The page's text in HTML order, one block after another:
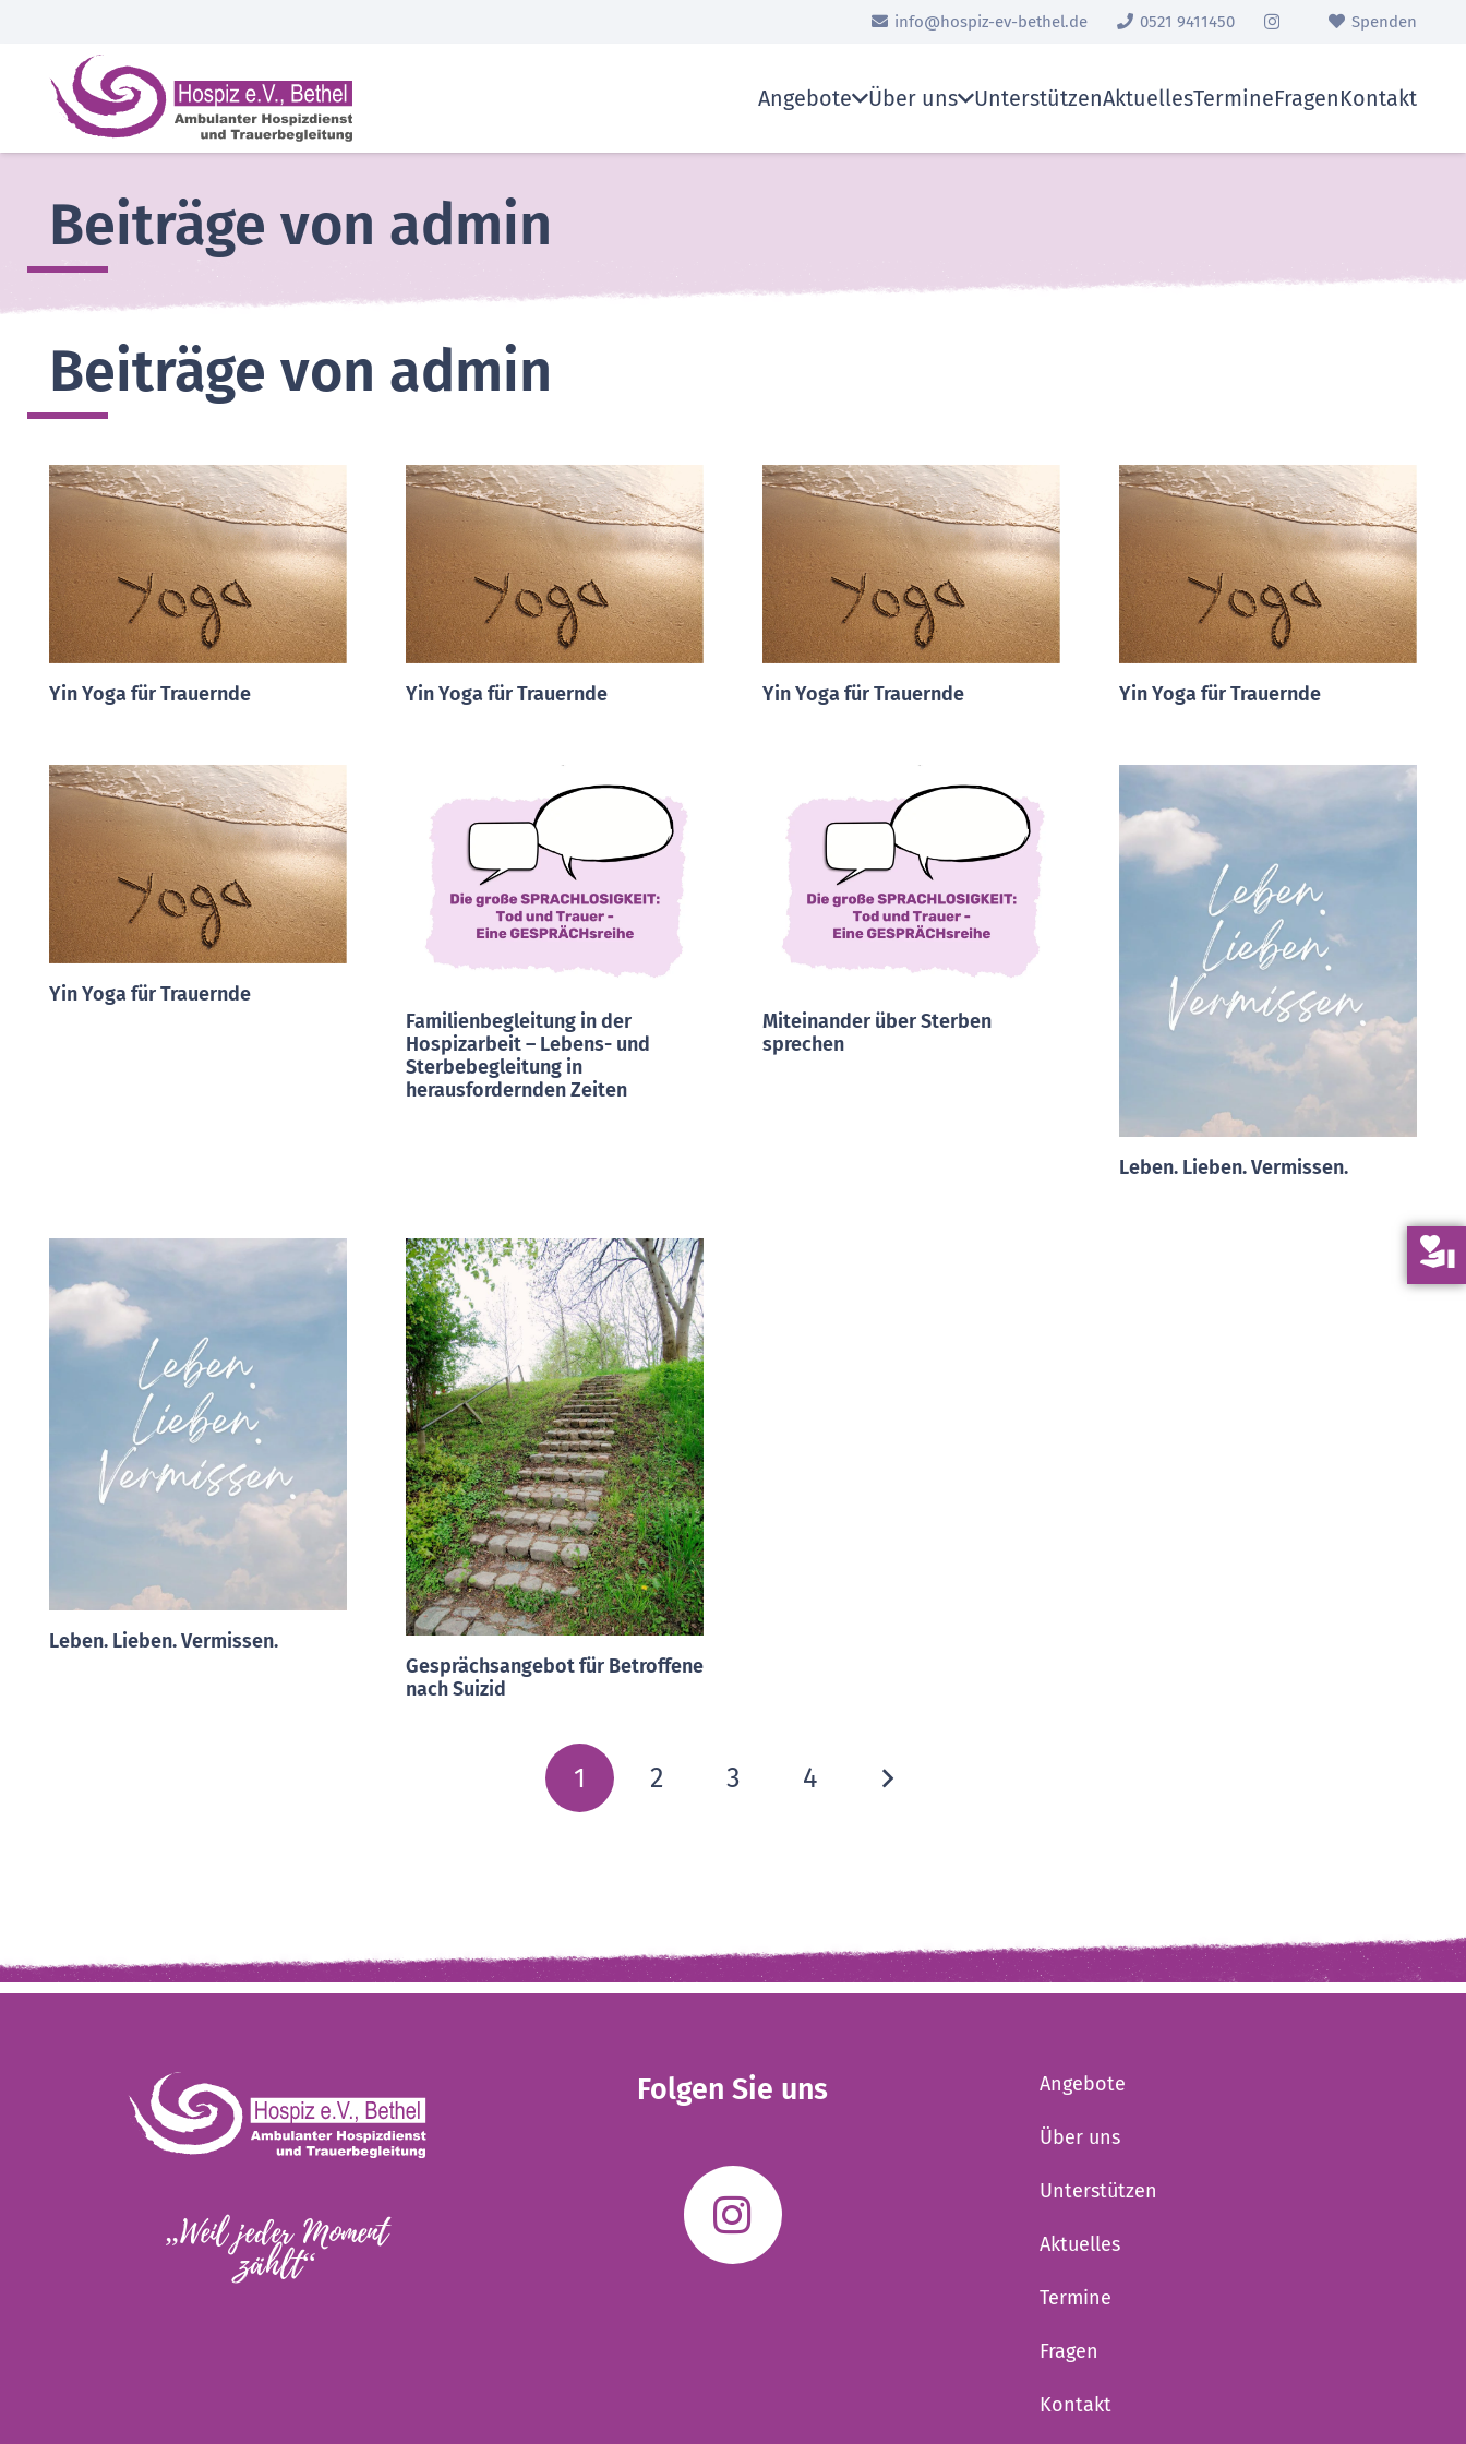
info@hospiz-ev-bethel.de 0521 9411450 Spenden
Angebote Über uns UnterstützenAktuellesTermineFragenKontakt
Beiträge von admin
Beiträge von admin
Yin Yoga für Trauernde Yin Yoga für Trauernde Yin Yoga für Trauernde Yin Yoga für Trauernde
Yin Yoga für Trauernde
Familienbegleitung in der
Hospizarbeit – Lebens- und
Sterbebegleitung in
herausfordernden Zeiten
Miteinander über Sterben
sprechen
Leben. Lieben. Vermissen.
Leben. Lieben. Vermissen.
Gesprächsangebot für Betroffene
nach Suizid
1 2 3 4
„Weil jeder Moment
zählt“
Folgen Sie uns Angebote
Über uns
Unterstützen
Aktuelles
Termine
Fragen
Kontakt
volunteer_activism